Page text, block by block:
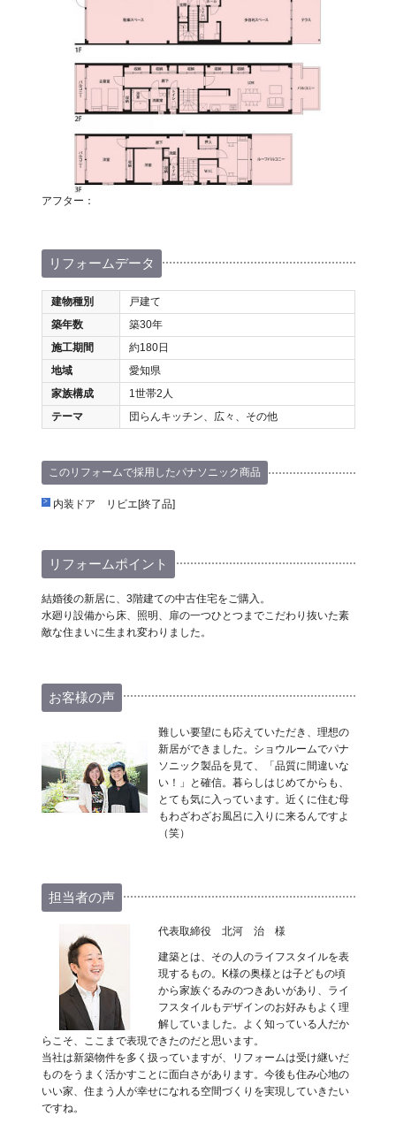
アフター：
リフォームデータ
建物種別
戸建て
築年数
築30年
施工期間
約180日
地域
愛知県
家族構成
1世帯2人
テーマ
団らんキッチン、広々、その他
このリフォームで採用したパナソニック商品
内装ドア リビエ[終了品]
リフォームポイント
結婚後の新居に、3階建ての中古住宅をご購入。
水廻り設備から床、照明、扉の一つひとつまでこだわり抜いた素
敵な住まいに生まれ変わりました。
お客様の声
難しい要望にも応えていただき、理想の
新居ができました。ショウルームでパナ
ソニック製品を見て、「品質に間違いな
い！」と確信。暮らしはじめてからも、
とても気に入っています。近くに住む母
もわざわざお風呂に入りに来るんですよ
（笑）
担当者の声
代表取締役 北河 治 様
建築とは、その人のライフスタイルを表
現するもの。K様の奥様とは子どもの頃
から家族ぐるみのつきあいがあり、ライ
フスタイルもデザインのお好みもよく理
解していました。よく知っている人だか
らこそ、ここまで表現できたのだと思います。
当社は新築物件を多く扱っていますが、リフォームは受け継いだ
ものをうまく活かすことに面白さがあります。今後も住み心地の
いい家、住まう人が幸せになれる空間づくりを実現していきたい
ですね。